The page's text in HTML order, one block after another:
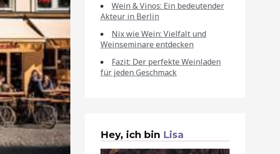
Wein & Vinos: Ein bedeutender
Akteur in Berlin
Nix wie Wein: Vielfalt und
Weinseminare entdecken
Fazit: Der perfekte Weinladen
für jeden Geschmack
Hey, ich bin Lisa